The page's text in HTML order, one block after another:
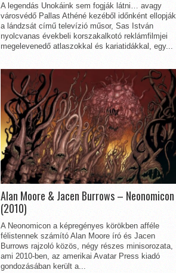
A legendás Unokáink sem fogják látni… avagy
városvédő Pallas Athéné kezéből időnként ellopják
a lándzsát című televízió műsor, Sas István
nyolcvanas évekbeli korszakalkotó reklámfilmjei
megelevenedő atlaszokkal és kariatidákkal, egy...
Alan Moore & Jacen Burrows – Neonomicon
(2010)
A Neonomicon a képregényes körökben afféle
félistennek számító Alan Moore író és Jacen
Burrows rajzoló közös, négy részes minisorozata,
ami 2010-ben, az amerikai Avatar Press kiadó
gondozásában került a...